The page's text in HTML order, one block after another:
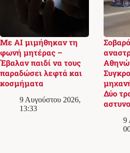
Με AI μιμήθηκαν τη
φωνή μητέρας –
Έβαλαν παιδί να τους
παραδώσει λεφτά και
κοσμήματα
9 Αυγούστου 2026,
13:33
Δύο
9